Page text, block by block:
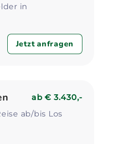
in
Jetzt anfragen
ab€ 3.430,-
ab/bis Los